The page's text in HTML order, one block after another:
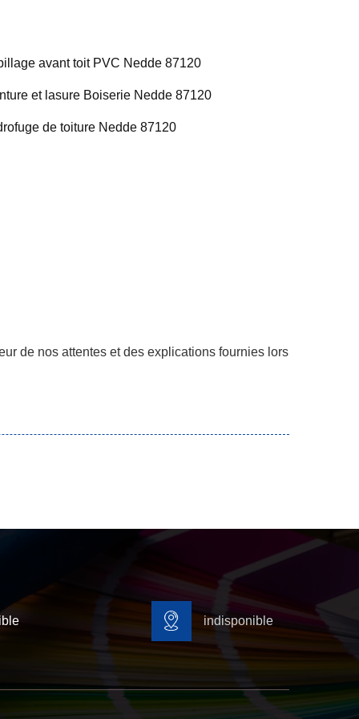
avant toit PVC Nedde 87120
et lasure Boiserie Nedde 87120
de toiture Nedde 87120
de nos attentes et des explications fournies lors
indisponible